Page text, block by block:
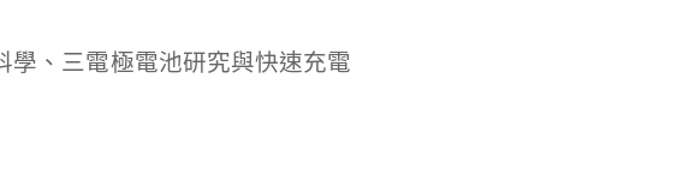
學、三電極電池研究與快速充電